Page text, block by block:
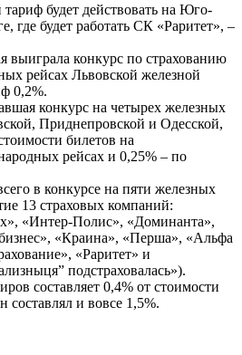
будет действовать на Юго-
где будет работать СК «Раритет», –
выиграла конкурс по страхованию
рейсах Львовской железной
0,2%.
конкурс на четырех железных
Приднепровской и Одесской,
билетов на
рейсах и 0,25% – по
в конкурсе на пяти железных
13 страховых компаний:
«Интер-Полис», «Доминанта»,
«Краина», «Перша», «Альфа
«Раритет» и
подстраховалась»).
составляет 0,4% от стоимости
составлял и вовсе 1,5%.